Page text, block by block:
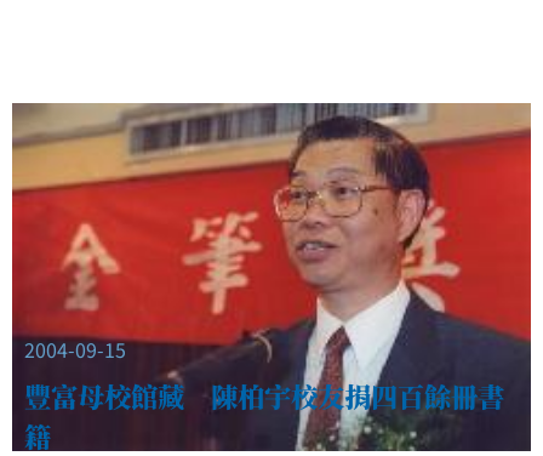
2004-09-15
豐富母校館藏 陳柏宇校友捐四百餘冊書
籍